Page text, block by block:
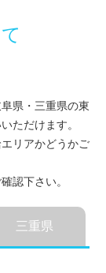
県・三重県の東
ただけます。
リアかどうかご
認下さい。
三重県